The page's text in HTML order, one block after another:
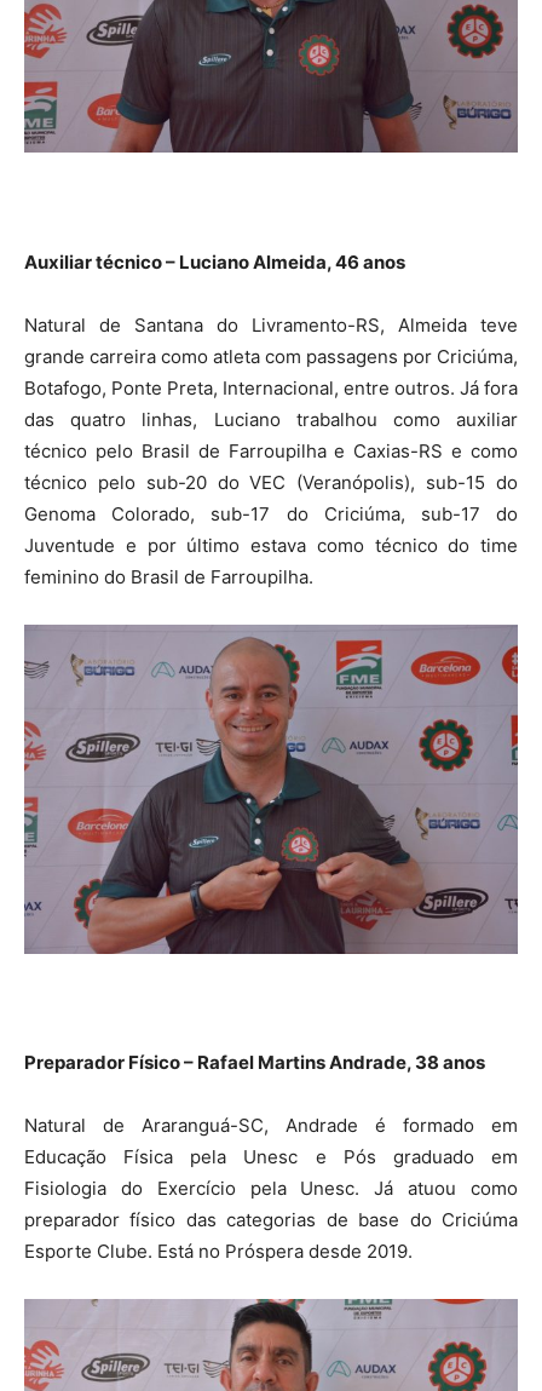
Auxiliar técnico – Luciano Almeida, 46 anos
Natural de Santana do Livramento-RS, Almeida teve
grande carreira como atleta com passagens por Criciúma,
Botafogo, Ponte Preta, Internacional, entre outros. Já fora
das quatro linhas, Luciano trabalhou como auxiliar
técnico pelo Brasil de Farroupilha e Caxias-RS e como
técnico pelo sub-20 do VEC (Veranópolis), sub-15 do
Genoma Colorado, sub-17 do Criciúma, sub-17 do
Juventude e por último estava como técnico do time
feminino do Brasil de Farroupilha.
Preparador Físico – Rafael Martins Andrade, 38 anos
Natural de Araranguá-SC, Andrade é formado em
Educação Física pela Unesc e Pós graduado em
Fisiologia do Exercício pela Unesc. Já atuou como
preparador físico das categorias de base do Criciúma
Esporte Clube. Está no Próspera desde 2019.